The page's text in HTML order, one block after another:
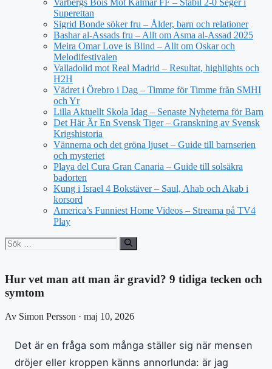
Varbergs Bois Mot Kalmar FF – Stabil 2-0 Seger i
Superettan
Sigrid Bonde söker fru – Ålder, barn och relationer
Bashar al-Assads fru – Allt om Asma al-Assad 2025
Meira Omar Love is Blind – Allt om Oskar och
Melodifestivalen
Valladolid mot Real Madrid – Resultat, highlights och
H2H
Vädret i Örebro i Dag – Timme för Timme från SMHI
och Yr
Lilla Aktuellt Skola Idag – Senaste Nyheterna för Barn
Det Här Är En Svensk Tiger – Granskning av Svensk
Krigshistoria
Vännerna och det gröna ljuset – Guide till barnserien
och mysteriet
Playa del Cura Gran Canaria – Guide till solsäkra
badorten
Kung i Israel 4 Bokstäver – Saul, Ahab och Akab i
korsord
America’s Funniest Home Videos – Streama på TV4
Play
Sök
efter:
Hur vet man att man är gravid? 9 tidiga tecken och
symtom
Av Simon Persson · maj 10, 2026
Det är en fråga som många ställer sig när mensen
dröjer eller kroppen känns annorlunda: är jag